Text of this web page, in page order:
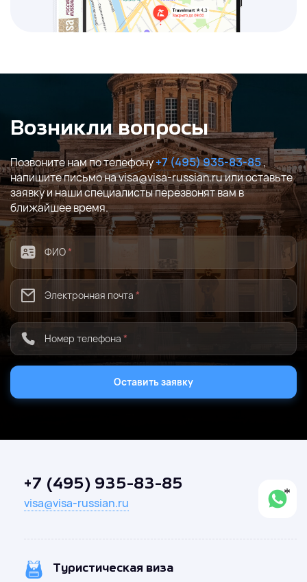
Возникли вопросы
Позвоните нам по телефону+7 (495) 935-83-85,
напишите письмо на visa@visa-russian.ru или оставьте
заявку и наши специалисты перезвонят вам в
ближайшее время.
ФИО*
Электронная почта *
Номер телефона *
Оставить заявку
+7 (495) 935-83-85
visa@visa-russian.ru
Туристическая виза